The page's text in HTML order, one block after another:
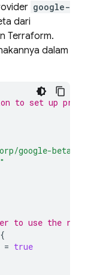
google-
dari
Terraform.
dalam
to set up
google-beta"
to use the
{
= true